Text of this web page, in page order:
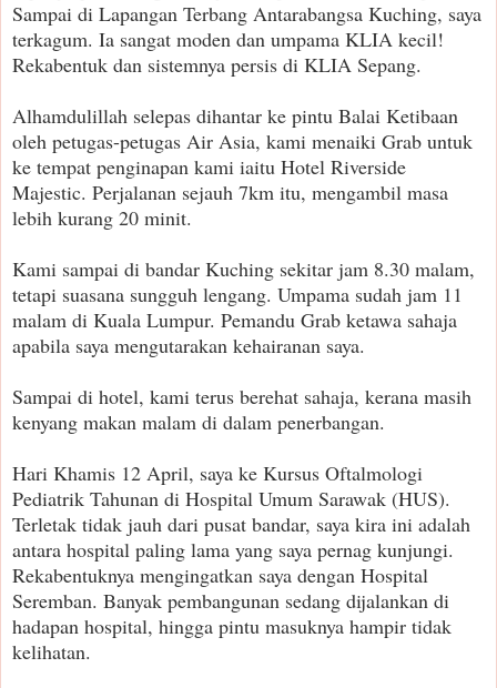
Sampai di Lapangan Terbang Antarabangsa Kuching, saya
terkagum. Ia sangat moden dan umpama KLIA kecil!
Rekabentuk dan sistemnya persis di KLIA Sepang.
Alhamdulillah selepas dihantar ke pintu Balai Ketibaan
oleh petugas-petugas Air Asia, kami menaiki Grab untuk
ke tempat penginapan kami iaitu Hotel Riverside
Majestic. Perjalanan sejauh 7km itu, mengambil masa
lebih kurang 20 minit.
Kami sampai di bandar Kuching sekitar jam 8.30 malam,
tetapi suasana sungguh lengang. Umpama sudah jam 11
malam di Kuala Lumpur. Pemandu Grab ketawa sahaja
apabila saya mengutarakan kehairanan saya.
Sampai di hotel, kami terus berehat sahaja, kerana masih
kenyang makan malam di dalam penerbangan.
Hari Khamis 12 April, saya ke Kursus Oftalmologi
Pediatrik Tahunan di Hospital Umum Sarawak (HUS).
Terletak tidak jauh dari pusat bandar, saya kira ini adalah
antara hospital paling lama yang saya pernag kunjungi.
Rekabentuknya mengingatkan saya dengan Hospital
Seremban. Banyak pembangunan sedang dijalankan di
hadapan hospital, hingga pintu masuknya hampir tidak
kelihatan.